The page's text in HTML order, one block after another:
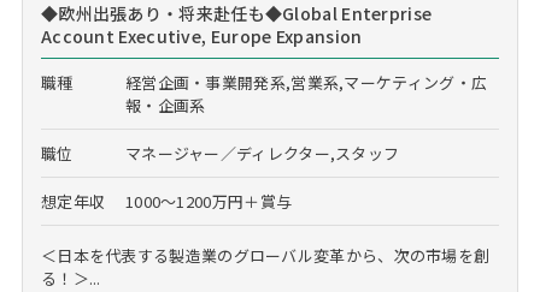
◆欧州出張あり・将来赴任も◆Global Enterprise
Account Executive, Europe Expansion
職種
経営企画・事業開発系,営業系,マーケティング・広
報・企画系
職位 マネージャー／ディレクター,スタッフ
想定年収 1000～1200万円＋賞与
＜日本を代表する製造業のグローバル変革から、次の市場を創
る！＞...